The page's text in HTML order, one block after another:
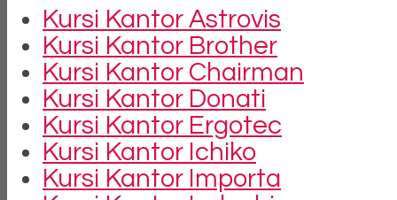
Kursi Kantor Astrovis
Kursi Kantor Brother
Kursi Kantor Chairman
Kursi Kantor Donati
Kursi Kantor Ergotec
Kursi Kantor Ichiko
Kursi Kantor Importa